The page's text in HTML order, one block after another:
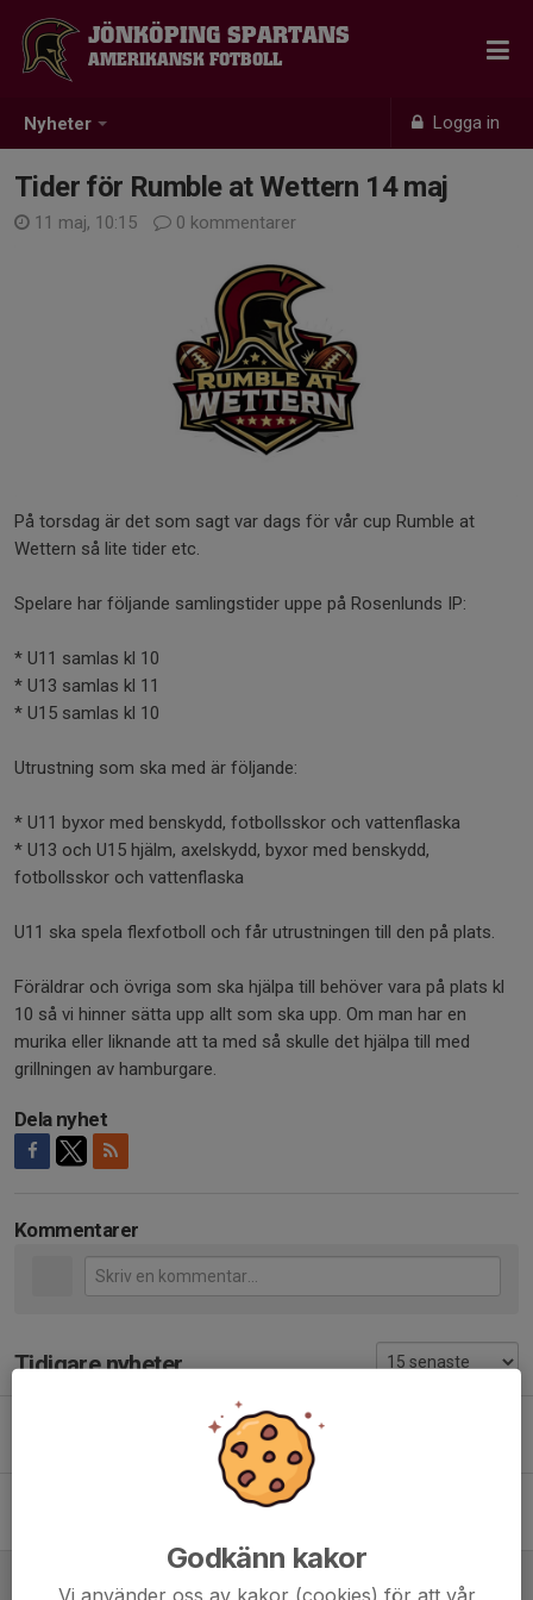
Nyheter Logga in
JÖNKÖPING SPARTANS
AMERIKANSK FOTBOLL
Tider för Rumble at Wettern 14 maj
11 maj, 10:15 0 kommentarer
På torsdag är det som sagt var dags för vår cup Rumble at
Wettern så lite tider etc.
Spelare har följande samlingstider uppe på Rosenlunds IP:
* U11 samlas kl 10
* U13 samlas kl 11
* U15 samlas kl 10
Utrustning som ska med är följande:
* U11 byxor med benskydd, fotbollsskor och vattenflaska
* U13 och U15 hjälm, axelskydd, byxor med benskydd,
fotbollsskor och vattenflaska
U11 ska spela flexfotboll och får utrustningen till den på plats.
Föräldrar och övriga som ska hjälpa till behöver vara på plats kl
10 så vi hinner sätta upp allt som ska upp. Om man har en
murika eller liknande att ta med så skulle det hjälpa till med
grillningen av hamburgare.
Dela nyhet
Kommentarer
Tidigare nyheter
Spelschema Dukes Tourney 2026
Sammandrag flaggfotboll 31 maj
Godkänn kakor
Vi använder oss av kakor (cookies) för att vår